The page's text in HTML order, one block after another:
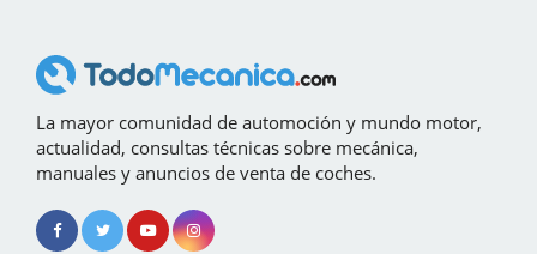
La mayor comunidad de automoción y mundo motor,
actualidad, consultas técnicas sobre mecánica,
manuales y anuncios de venta de coches.